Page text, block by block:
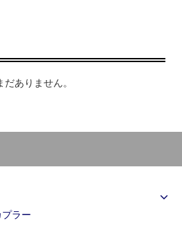
ありません。
ラー